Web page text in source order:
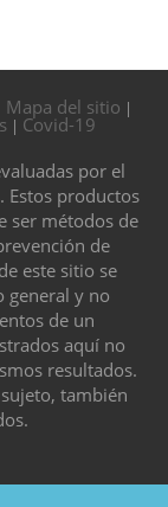
Mapa del sitio |
| Covid-19
por el
Estos productos
ser métodos de
de
este sitio se
general y no
de un
aquí no
resultados.
también